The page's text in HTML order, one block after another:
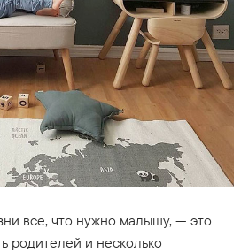
все, что нужно малышу, — это
родителей и несколько